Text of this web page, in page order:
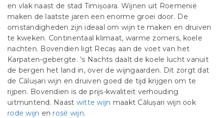
en vlak naast de stad Timișoara. Wijnen uit Roemenië
maken de laatste jaren een enorme groei door. De
omstandigheden zijn ideaal om wijn te maken en druiven
te kweken. Continentaal klimaat, warme zomers, koele
nachten. Bovendien ligt Recaș aan de voet van het
Karpaten-gebergte. ’s Nachts daalt de koele lucht vanuit
de bergen het land in, over de wijngaarden. Dit zorgt dat
de Călușari wijn en druiven goed de tijd krijgen om te
rijpen. Bovendien is de prijs-kwaliteit verhouding
uitmuntend. Naast witte wijn maakt Călușari wijn ook
rode wijn en rosé wijn.